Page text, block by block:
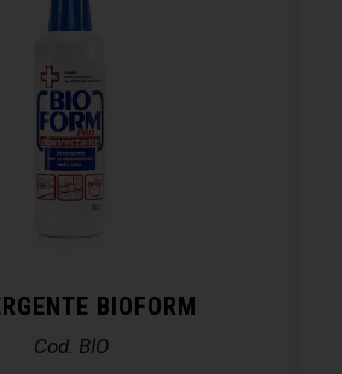
BIOFORM
Cod. BIO